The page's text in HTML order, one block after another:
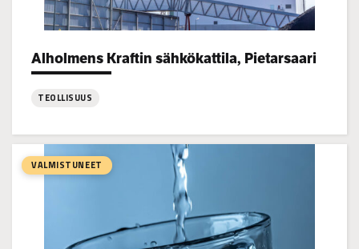
Alholmens Kraftin sähkökattila, Pietarsaari
Project types:
TEOLLISUUS
Alholmens
Kraftin
sähkökattila,
VALMISTUNEET